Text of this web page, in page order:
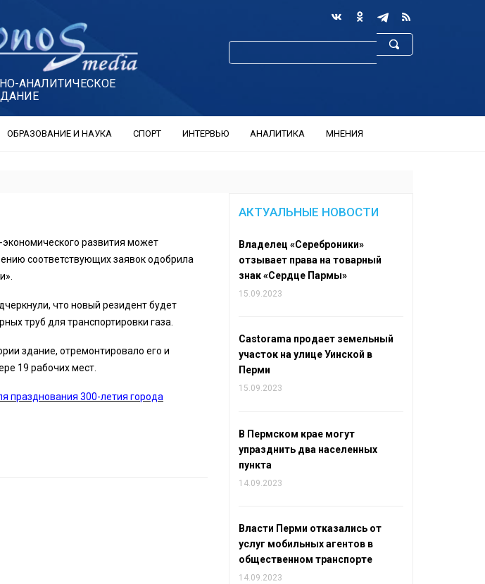
АНАЛИТИЧЕСКОЕ
ОБРАЗОВАНИЕ И НАУКА СПОРТ ИНТЕРВЬЮ АНАЛИТИКА МНЕНИЯ
развития может
соответствующих заявок одобрила
что новый резидент будет
труб для транспортировки газа.
здание, отремонтировало его и
19 рабочих мест.
празднования 300-летия города
АКТУАЛЬНЫЕ НОВОСТИ
Владелец «Сереброники»
отзывает права на товарный
знак «Сердце Пармы»
15.09.2023
Castorama продает земельный
участок на улице Уинской в
Перми
15.09.2023
В Пермском крае могут
упразднить два населенных
пункта
14.09.2023
Власти Перми отказались от
услуг мобильных агентов в
общественном транспорте
14.09.2023